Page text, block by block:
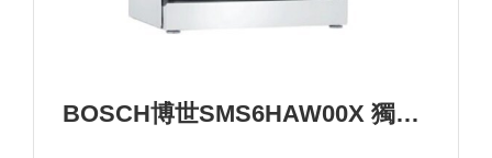
BOSCH博世SMS6HAW00X 獨立式洗碗機+基本安裝 (加Line ID:@ye888)